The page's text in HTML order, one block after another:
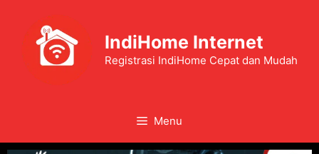
IndiHome Internet
Registrasi IndiHome Cepat dan Mudah
Menu